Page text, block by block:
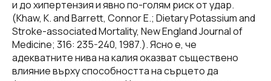
и до хипертензия и явно по-голям риск от удар.
(Khaw, K. and Barrett, Connor E.; Dietary Potassium and
Stroke-associated Mortality, New England Journal of
Medicine; 316: 235-240, 1987.). Ясно е, че
адекватните нива на калия оказват съществено
влияние върху способността на сърцето да